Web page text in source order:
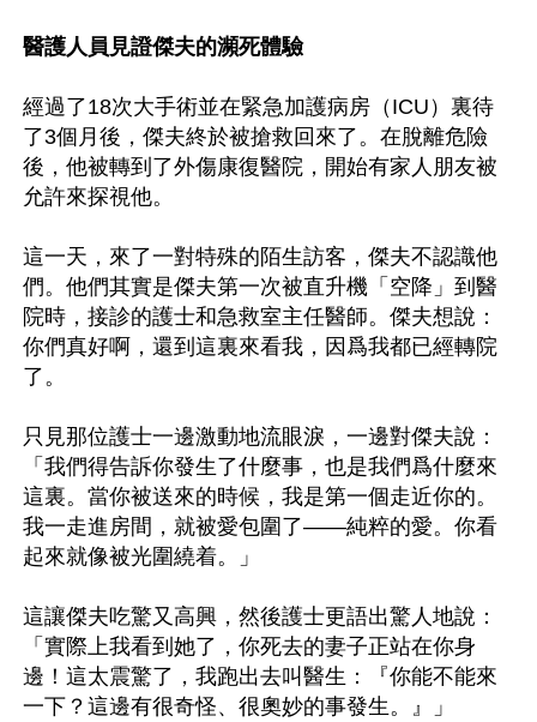
醫護人員見證傑夫的瀕死體驗
經過了18次大手術並在緊急加護病房（ICU）裏待
了3個月後，傑夫終於被搶救回來了。在脫離危險
後，他被轉到了外傷康復醫院，開始有家人朋友被
允許來探視他。
這一天，來了一對特殊的陌生訪客，傑夫不認識他
們。他們其實是傑夫第一次被直升機「空降」到醫
院時，接診的護士和急救室主任醫師。傑夫想說：
你們真好啊，還到這裏來看我，因爲我都已經轉院
了。
只見那位護士一邊激動地流眼淚，一邊對傑夫說：
「我們得告訴你發生了什麼事，也是我們爲什麼來
這裏。當你被送來的時候，我是第一個走近你的。
我一走進房間，就被愛包圍了——純粹的愛。你看
起來就像被光圍繞着。」
這讓傑夫吃驚又高興，然後護士更語出驚人地說：
「實際上我看到她了，你死去的妻子正站在你身
邊！這太震驚了，我跑出去叫醫生：『你能不能來
一下？這邊有很奇怪、很奧妙的事發生。』」